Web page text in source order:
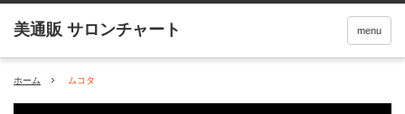
menu
ホーム ムコタ